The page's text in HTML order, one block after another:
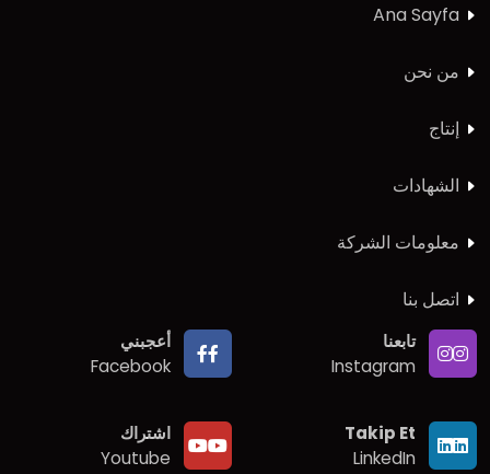
Ana Sayfa
من نحن
إنتاج
الشهادات
معلومات الشركة
اتصل بنا
أعجبني
Facebook
تابعنا
Instagram
اشتراك
Youtube
Takip Et
LinkedIn